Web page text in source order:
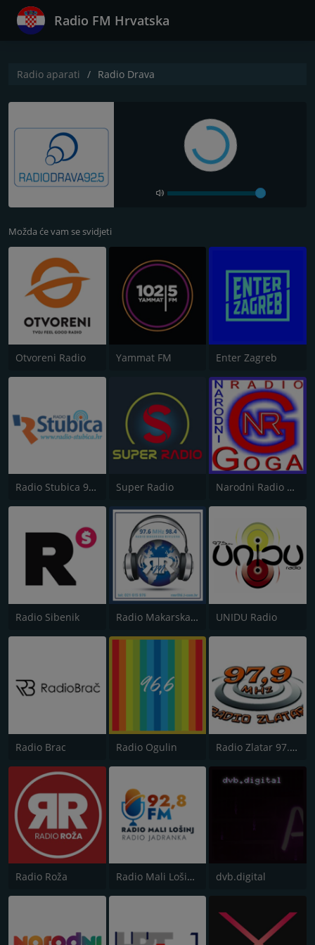
Radio FM Hrvatska
Radio aparati Radio Drava
Možda će vam se svidjeti
Otvoreni Radio Yammat FM Enter Zagreb
Radio Stubica 95.6 FM Super Radio Narodni Radio Goga
Radio Sibenik Radio Makarska Rivijera UNIDU Radio
Radio Brac Radio Ogulin Radio Zlatar 97.9 FM
Radio Roža Radio Mali Lošinj - Radio Jadranka dvb.digital